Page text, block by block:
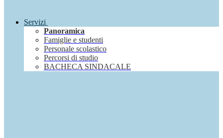
Servizi
Panoramica
Famiglie e studenti
Personale scolastico
Percorsi di studio
BACHECA SINDACALE